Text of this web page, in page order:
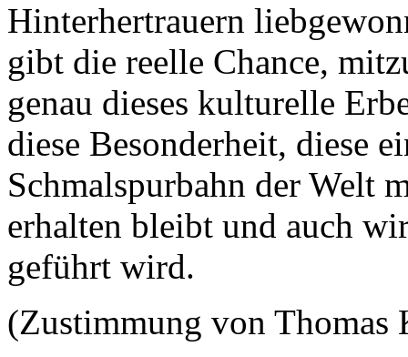
Hinterhertrauern
gibt die reelle Chance,
genau dieses kulturelle
diese Besonderheit, diese
Schmalspurbahn der Welt
erhalten bleibt und auch
geführt wird.
(Zustimmung von Thomas